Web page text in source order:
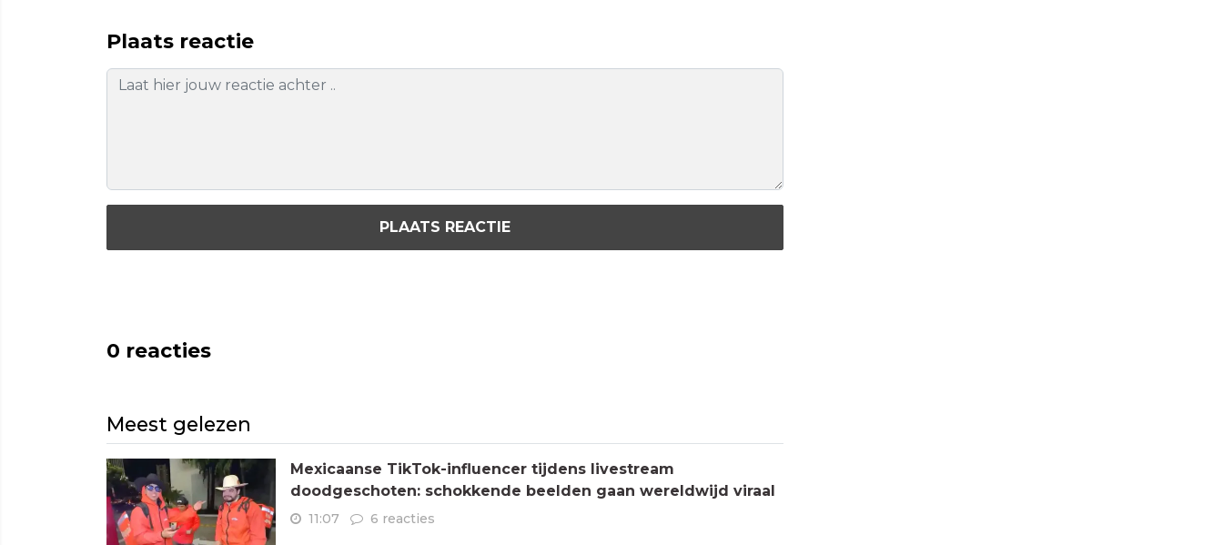
Plaats reactie
PLAATS REACTIE
0 reacties
Meest gelezen
Mexicaanse TikTok-influencer tijdens livestream
doodgeschoten: schokkende beelden gaan wereldwijd viraal
11:07 6 reacties